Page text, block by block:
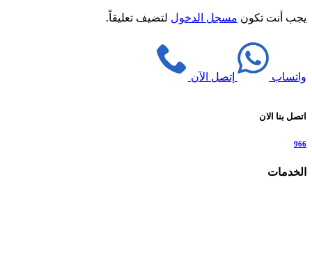
يجب أنت تكون مسجل الدخول لتضيف تعليقاً.
واتساب إتصل الآن
اتصل بنا الان
966
الخدمات